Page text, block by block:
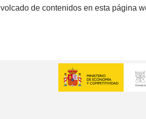
volcado de contenidos en esta página